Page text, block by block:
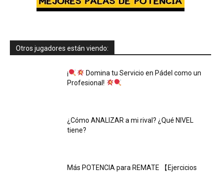
Otros jugadores están viendo:
¡
Domina tu Servicio en Pádel como un
Profesional!
¿Cómo ANALIZAR a mi rival? ¿Qué NIVEL
tiene?
Más POTENCIA para REMATE 【Ejercicios